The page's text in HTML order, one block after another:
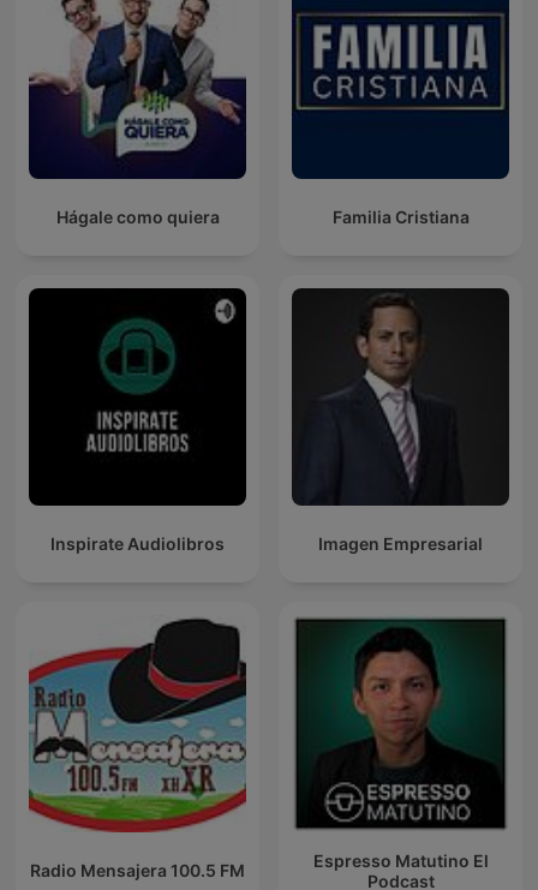
Hágale como quiera Familia Cristiana
Inspirate Audiolibros Imagen Empresarial
Radio Mensajera 100.5 FM
Espresso Matutino El
Podcast